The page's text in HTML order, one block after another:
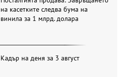
на касетките следва бума на
винила за 1 млрд. долара
Кадър на деня за 3 август